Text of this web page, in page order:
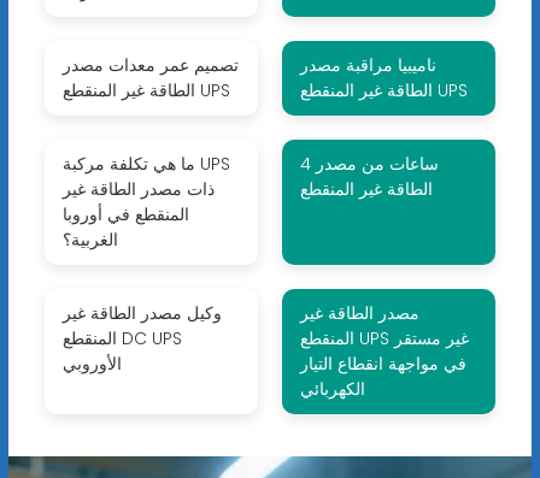
تصميم عمر معدات مصدر
الطاقة غير المنقطع UPS
ناميبيا مراقبة مصدر
الطاقة غير المنقطع UPS
ما هي تكلفة مركبة UPS
ذات مصدر الطاقة غير
المنقطع في أوروبا
الغربية؟
4 ساعات من مصدر
الطاقة غير المنقطع
وكيل مصدر الطاقة غير
المنقطع DC UPS
الأوروبي
مصدر الطاقة غير
المنقطع UPS غير مستقر
في مواجهة انقطاع التيار
الكهربائي